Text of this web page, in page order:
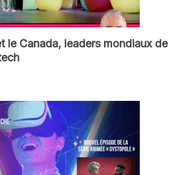
le Canada, leaders mondiaux de